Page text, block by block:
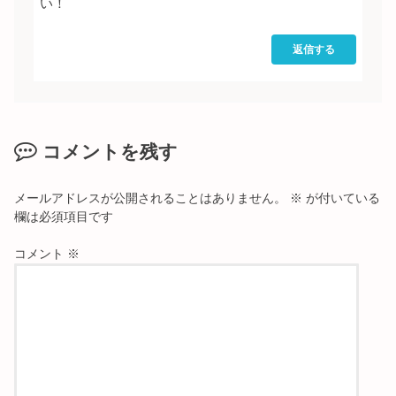
い！
返信する
コメントを残す
メールアドレスが公開されることはありません。 ※ が付いている
欄は必須項目です
コメント ※